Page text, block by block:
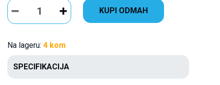
KUPI ODMAH
Na lageru: 4 kom
SPECIFIKACIJA